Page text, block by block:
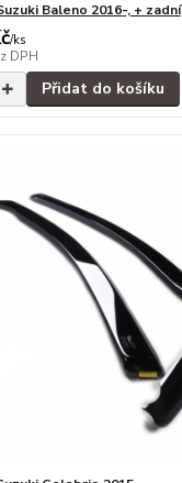
Baleno 2016-, + zadní
/ks
DPH
Přidat do košíku